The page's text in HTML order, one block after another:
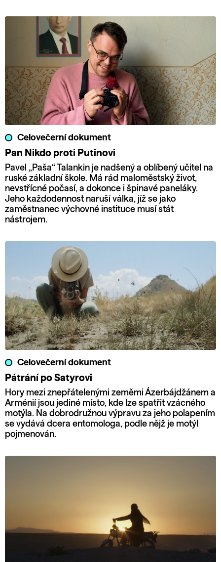
Celovečerní dokument
Pan Nikdo proti Putinovi
Pavel „Paša“ Talankin je nadšený a oblíbený učitel na
ruské základní škole. Má rád maloměstský život,
nevstřícné počasí, a dokonce i špinavé paneláky.
Jeho každodennost naruší válka, jíž se jako
zaměstnanec výchovné instituce musí stát
nástrojem.
Celovečerní dokument
Pátrání po Satyrovi
Hory mezi znepřátelenými zeměmi Ázerbájdžánem a
Arménií jsou jediné místo, kde lze spatřit vzácného
motýla. Na dobrodružnou výpravu za jeho polapením
se vydává dcera entomologa, podle nějž je motýl
pojmenován.